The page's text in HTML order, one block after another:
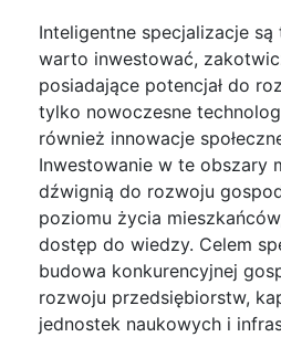
Inteligentne specjalizacje
warto inwestować,
posiadające potencjał do
tylko nowoczesne
również innowacje
Inwestowanie w te obszary
dźwignią do rozwoju
poziomu życia
dostęp do wiedzy. Celem
budowa konkurencyjnej
rozwoju przedsiębiorstw,
jednostek naukowych i